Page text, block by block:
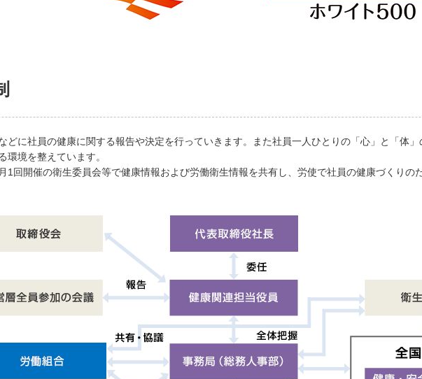
どに社員の健康に関する報告や決定を行っていきます。また社員一人ひとりの「心」と「体
環境を整えています。
1回開催の衛生委員会等で健康情報および労働衛生情報を共有し、労使で社員の健康づくりの